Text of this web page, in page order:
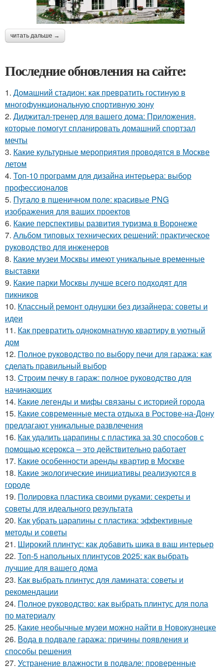
читать дальше →
Последние обновления на сайте:
1. Домашний стадион: как превратить гостиную в
многофункциональную спортивную зону
2. Диджитал-тренер для вашего дома: Приложения,
которые помогут спланировать домашний спортзал
мечты
3. Какие культурные мероприятия проводятся в Москве
летом
4. Топ-10 программ для дизайна интерьера: выбор
профессионалов
5. Пугало в пшеничном поле: красивые PNG
изображения для ваших проектов
6. Какие перспективы развития туризма в Воронеже
7. Альбом типовых технических решений: практическое
руководство для инженеров
8. Какие музеи Москвы имеют уникальные временные
выставки
9. Какие парки Москвы лучше всего подходят для
пикников
10. Классный ремонт однушки без дизайнера: советы и
идеи
11. Как превратить однокомнатную квартиру в уютный
дом
12. Полное руководство по выбору печи для гаража: как
сделать правильный выбор
13. Строим печку в гараж: полное руководство для
начинающих
14. Какие легенды и мифы связаны с историей города
15. Какие современные места отдыха в Ростове-на-Дону
предлагают уникальные развлечения
16. Как удалить царапины с пластика за 30 способов с
помощью ксерокса – это действительно работает
17. Какие особенности аренды квартир в Москве
18. Какие экологические инициативы реализуются в
городе
19. Полировка пластика своими руками: секреты и
советы для идеального результата
20. Как убрать царапины с пластика: эффективные
методы и советы
21. Широкий плинтус: как добавить шика в ваш интерьер
22. Топ-5 напольных плинтусов 2025: как выбрать
лучшие для вашего дома
23. Как выбрать плинтус для ламината: советы и
рекомендации
24. Полное руководство: как выбрать плинтус для пола
по материалу
25. Какие необычные музеи можно найти в Новокузнецке
26. Вода в подвале гаража: причины появления и
способы решения
27. Устранение влажности в подвале: проверенные